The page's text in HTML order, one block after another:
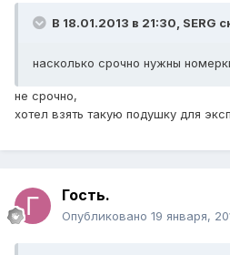
В 18.01.2013 в 21:30, SERG
насколько срочно нужны
не срочно,
хотел взять такую подушку для
Гость.
Опубликовано 19 января,